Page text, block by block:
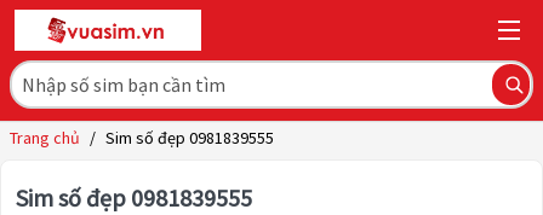
Trang chủ / Sim số đẹp 0981839555
Sim số đẹp 0981839555